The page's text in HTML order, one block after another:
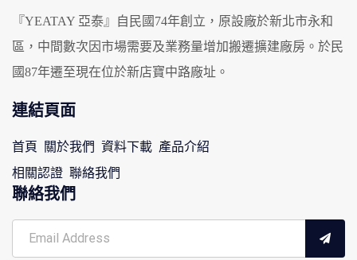
『YEATAY 亞泰』自民國74年創立，原設廠於新北市永和
區，中間數次因市場需要及業務量增加搬遷擴建廠房。於民
國87年遷至現在位於新店寶中路廠址。
連結頁面
首頁 關於我們 資料下載 產品介紹
相關認證 聯絡我們
聯絡我們